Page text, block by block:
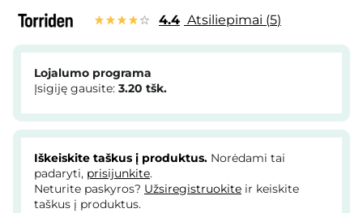
4.4 Atsiliepimai 5
Lojalumo programa
Įsigiję gausite: 3.20 tšk.
Iškeiskite taškus į produktus. Norėdami tai
padaryti, prisijunkite.
Neturite paskyros? Užsiregistruokite ir keiskite
taškus į produktus.